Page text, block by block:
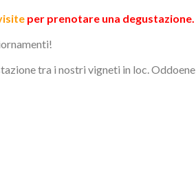
per prenotare una degustazione.
tra i nostri vigneti in loc. Oddoene,